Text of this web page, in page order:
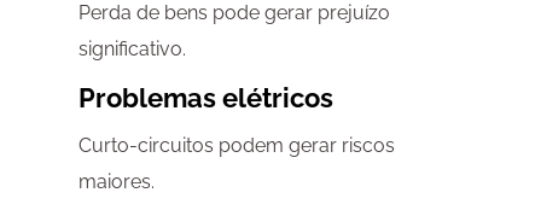
Perda de bens pode gerar prejuízo
significativo.
Problemas elétricos
Curto-circuitos podem gerar riscos
maiores.